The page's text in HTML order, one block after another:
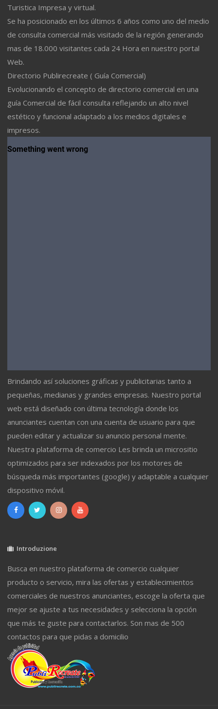
Turistica Impresa y virtual.
Se ha posicionado en los últimos 6 años como uno del medio
de consulta comercial más visitado de la región generando
mas de 18.000 visitantes cada 24 Hora en nuestro portal
Web.
Directorio Publirecreate ( Guía Comercial)
Evolucionando el concepto de directorio comercial en una
guía Comercial de fácil consulta reflejando un alto nivel
estético y funcional adaptado a los medios digitales e
impresos.
Brindando así soluciones gráficas y publicitarias tanto a
pequeñas, medianas y grandes empresas. Nuestro portal
web está diseñado con última tecnología donde los
anunciantes cuentan con una cuenta de usuario para que
pueden editar y actualizar su anuncio personal mente.
Nuestra plataforma de comercio Les brinda un micrositio
optimizados para ser indexados por los motores de
búsqueda más importantes (google) y adaptable a cualquier
dispositivo móvil.
Introduzione
Busca en nuestro plataforma de comercio cualquier
producto o servicio, mira las ofertas y establecimientos
comerciales de nuestros anunciantes, escoge la oferta que
mejor se ajuste a tus necesidades y selecciona la opción
que más te guste para contactarlos. Son mas de 500
contactos para que pidas a domicilio